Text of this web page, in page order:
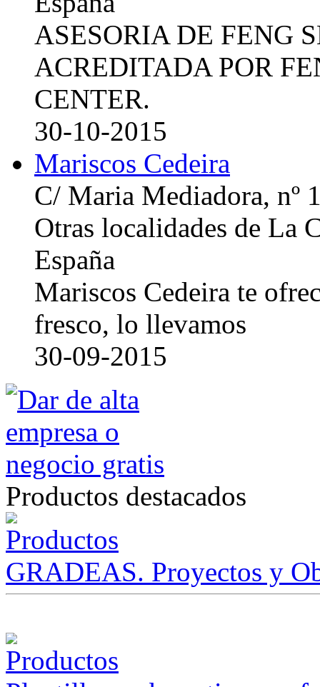
ASESORIA DE FENG
ACREDITADA POR
CENTER.
30-10-2015
Mariscos Cedeira
C/ Maria Mediadora, nº
Otras localidades de La
España
Mariscos Cedeira te
fresco, lo llevamos
30-09-2015
Productos destacados
GRADEAS. Proyectos y